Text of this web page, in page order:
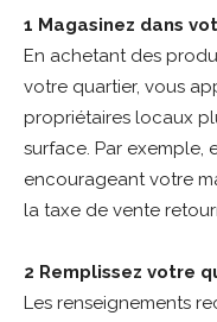
1 Magasinez dans
En achetant des
votre quartier, vous
propriétaires locaux
surface. Par exemple,
encourageant votre
la taxe de vente
2 Remplissez votre
Les renseignements